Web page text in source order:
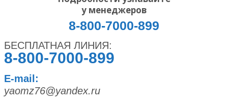
у менеджеров
8-800-7000-899
БЕСПЛАТНАЯ ЛИНИЯ:
8-800-7000-899
E-mail:
yaomz76@yandex.ru